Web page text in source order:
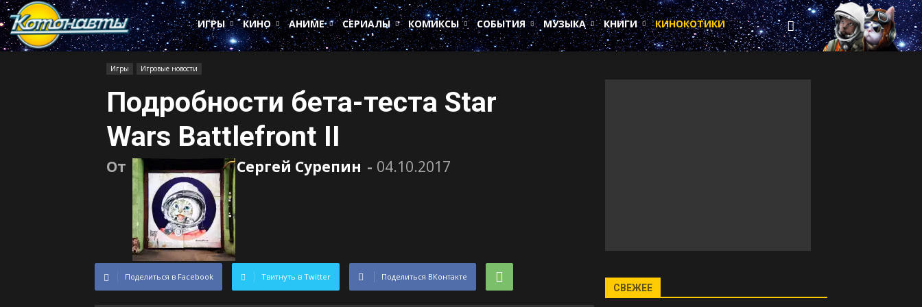
Котонавты
ИГРЫ
КИНО АНИМЕ СЕРИАЛЫ КОМИКСЫ СОБЫТИЯ МУЗЫКА КНИГИ КИНОКОТИКИ
Игры Игровые новости
Подробности бета-теста Star
Wars Battlefront II
От Сергей Сурепин - 04.10.2017
Поделиться в Facebook Твитнуть в Twitter Поделиться ВКонтакте
СВЕЖЕЕ